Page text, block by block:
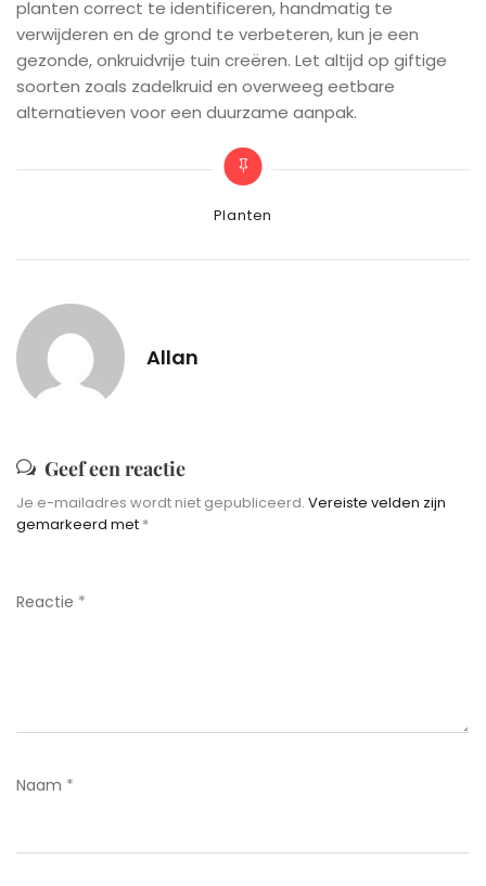
planten correct te identificeren, handmatig te
verwijderen en de grond te verbeteren, kun je een
gezonde, onkruidvrije tuin creëren. Let altijd op giftige
soorten zoals zadelkruid en overweeg eetbare
alternatieven voor een duurzame aanpak.
Categories
Planten
Allan
Geef een reactie
Je e-mailadres wordt niet gepubliceerd. Vereiste velden zijn
gemarkeerd met *
Reactie *
Naam *